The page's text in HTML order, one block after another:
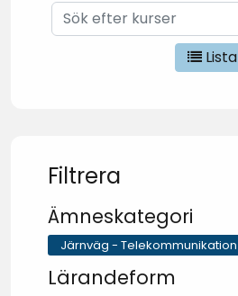
Lista
Filtrera
Ämneskategori
Järnväg - Telekommunikation
Lärandeform